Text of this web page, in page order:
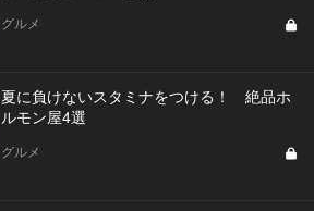
グルメ
夏に負けないスタミナをつける！ 絶品ホ
ルモン屋4選
グルメ